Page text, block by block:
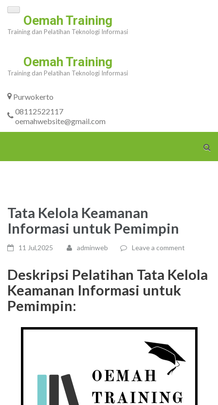
Skip
content
Enter)
Oemah Training
Training dan Pelatihan Teknologi Informasi
Oemah Training
Training dan Pelatihan Teknologi Informasi
Purwokerto
08112522117
oemahwebsite@gmail.com
Tata Kelola Keamanan
Informasi untuk Pemimpin
11 Jul,2025 adminweb Leave a comment
Deskripsi Pelatihan Tata Kelola
Keamanan Informasi untuk
Pemimpin: